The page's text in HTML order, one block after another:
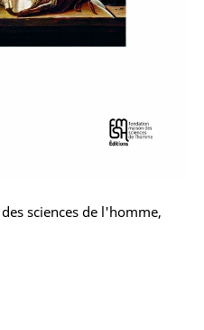
sciences de l'homme,